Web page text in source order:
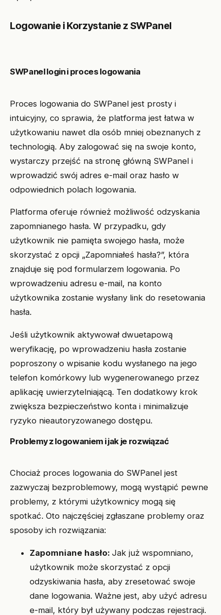
Logowanie i Korzystanie z SWPanel
SWPanel login i proces logowania
Proces logowania do SWPanel jest prosty i
intuicyjny, co sprawia, że platforma jest łatwa w
użytkowaniu nawet dla osób mniej obeznanych z
technologią. Aby zalogować się na swoje konto,
wystarczy przejść na stronę główną SWPanel i
wprowadzić swój adres e-mail oraz hasło w
odpowiednich polach logowania.
Platforma oferuje również możliwość odzyskania
zapomnianego hasła. W przypadku, gdy
użytkownik nie pamięta swojego hasła, może
skorzystać z opcji „Zapomniałeś hasła?”, która
znajduje się pod formularzem logowania. Po
wprowadzeniu adresu e-mail, na konto
użytkownika zostanie wysłany link do resetowania
hasła.
Jeśli użytkownik aktywował dwuetapową
weryfikację, po wprowadzeniu hasła zostanie
poproszony o wpisanie kodu wysłanego na jego
telefon komórkowy lub wygenerowanego przez
aplikację uwierzytelniającą. Ten dodatkowy krok
zwiększa bezpieczeństwo konta i minimalizuje
ryzyko nieautoryzowanego dostępu.
Problemy z logowaniem i jak je rozwiązać
Chociaż proces logowania do SWPanel jest
zazwyczaj bezproblemowy, mogą wystąpić pewne
problemy, z którymi użytkownicy mogą się
spotkać. Oto najczęściej zgłaszane problemy oraz
sposoby ich rozwiązania:
Zapomniane hasło: Jak już wspomniano,
użytkownik może skorzystać z opcji
odzyskiwania hasła, aby zresetować swoje
dane logowania. Ważne jest, aby użyć adresu
e-mail, który był używany podczas rejestracji.